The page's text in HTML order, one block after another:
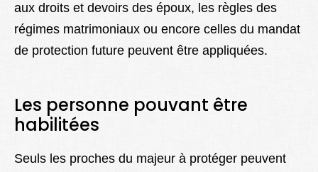
aux droits et devoirs des époux, les règles des
régimes matrimoniaux ou encore celles du mandat
de protection future peuvent être appliquées.
Les personne pouvant être
habilitées
Seuls les proches du majeur à protéger peuvent